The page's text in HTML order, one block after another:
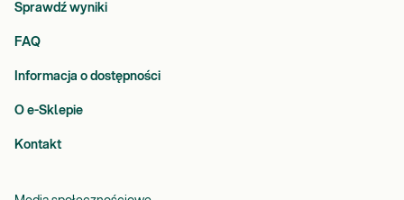
Sprawdź wyniki
FAQ
Informacja o dostępności
O e-Sklepie
Kontakt